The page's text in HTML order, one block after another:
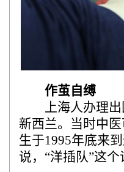
作茧自缚
上海人办理出
新西兰。当时中
生于1995年底来
说，“洋插队”这个